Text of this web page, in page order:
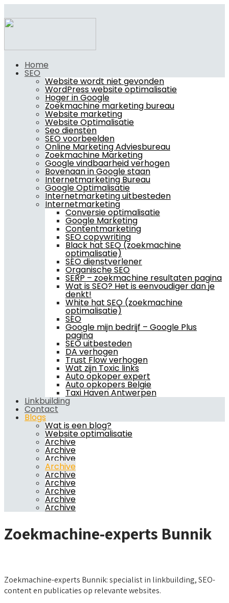
Home
SEO
Website wordt niet gevonden
WordPress website optimalisatie
Hoger in Google
Zoekmachine marketing bureau
Website marketing
Website Optimalisatie
Seo diensten
SEO voorbeelden
Online Marketing Adviesbureau
Zoekmachine Marketing
Google vindbaarheid verhogen
Bovenaan in Google staan
Internetmarketing Bureau
Google Optimalisatie
Internetmarketing uitbesteden
Internetmarketing
Conversie optimalisatie
Google Marketing
Contentmarketing
SEO copywriting
Black hat SEO (zoekmachine
optimalisatie)
SEO dienstverlener
Organische SEO
SERP – zoekmachine resultaten pagina
Wat is SEO? Het is eenvoudiger dan je
denkt!
White hat SEO (zoekmachine
optimalisatie)
SEO
Google mijn bedrijf – Google Plus
pagina
SEO uitbesteden
DA verhogen
Trust Flow verhogen
Wat zijn Toxic links
Auto opkoper expert
Auto opkopers Belgie
Taxi Haven Antwerpen
Linkbuilding
Contact
Blogs
Wat is een blog?
Website optimalisatie
Archive
Archive
Archive
Archive
Archive
Archive
Archive
Archive
Archive
Zoekmachine-experts Bunnik
Zoekmachine-experts Bunnik: specialist in linkbuilding, SEO-
content en publicaties op relevante websites.